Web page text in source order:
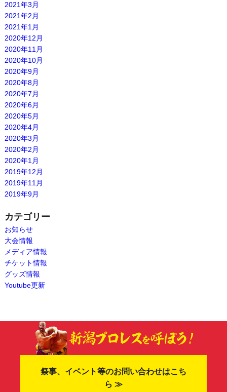
2021年3月
2021年2月
2021年1月
2020年12月
2020年11月
2020年10月
2020年9月
2020年8月
2020年7月
2020年6月
2020年5月
2020年4月
2020年3月
2020年2月
2020年1月
2019年12月
2019年11月
2019年9月
カテゴリー
お知らせ
大会情報
メディア情報
チケット情報
グッズ情報
Youtube更新
祭事、イベント等のお問い合わせはこち
ら ≫